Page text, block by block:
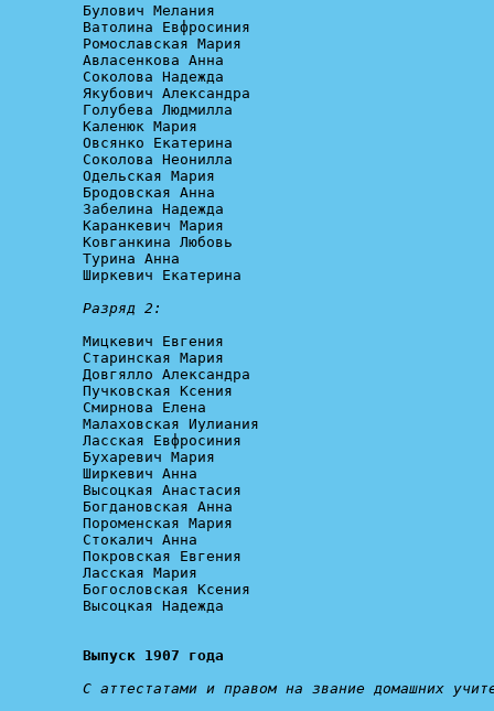
Булович Мелания
Ватолина Евфросиния
Ромославская Мария
Авласенкова Анна
Соколова Надежда
Якубович Александра
Голубева Людмилла
Каленюк Мария
Овсянко Екатерина
Соколова Неонилла
Одельская Мария
Бродовская Анна
Забелина Надежда
Каранкевич Мария
Ковганкина Любовь
Турина Анна
Ширкевич Екатерина
Разряд 2:
Мицкевич Евгения
Старинская Мария
Довгялло Александра
Пучковская Ксения
Смирнова Елена
Малаховская Иулиания
Ласская Евфросиния
Бухаревич Мария
Ширкевич Анна
Высоцкая Анастасия
Богдановская Анна
Пороменская Мария
Стокалич Анна
Покровская Евгения
Ласская Мария
Богословская Ксения
Высоцкая Надежда
Выпуск 1907 года
С аттестатами и правом на звание домашних